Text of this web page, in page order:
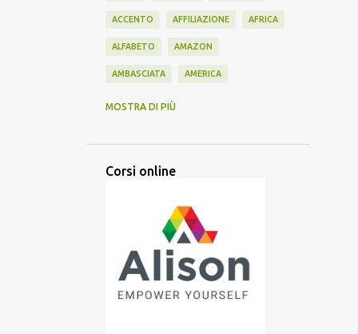
ACCENTO AFFILIAZIONE AFRICA
ALFABETO AMAZON
AMBASCIATA AMERICA
ASIA
ASIA MERIDIONALE ASIA ORIENTALE
ASIA SUD-ORIENTALE ATTIVITÀ
ATTREZZO AUDIO AUSILIARIO
MOSTRA DI PIÙ
Corsi online